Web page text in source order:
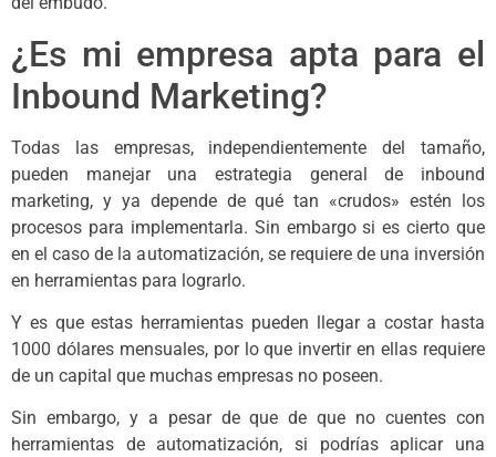
¿Es mi empresa apta para el
Inbound Marketing?
Todas las empresas, independientemente del tamaño,
pueden manejar una estrategia general de inbound
marketing, y ya depende de qué tan «crudos» estén los
procesos para implementarla. Sin embargo si es cierto que
en el caso de la automatización, se requiere de una inversión
en herramientas para lograrlo.
Y es que estas herramientas pueden llegar a costar hasta
1000 dólares mensuales, por lo que invertir en ellas requiere
de un capital que muchas empresas no poseen.
Sin embargo, y a pesar de que de que no cuentes con
herramientas de automatización, si podrías aplicar una